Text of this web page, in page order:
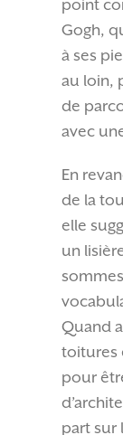
point
Gogh,
à ses
au loin,
de
avec
En
de la
elle
un
Quand
toitures
pour
part sur